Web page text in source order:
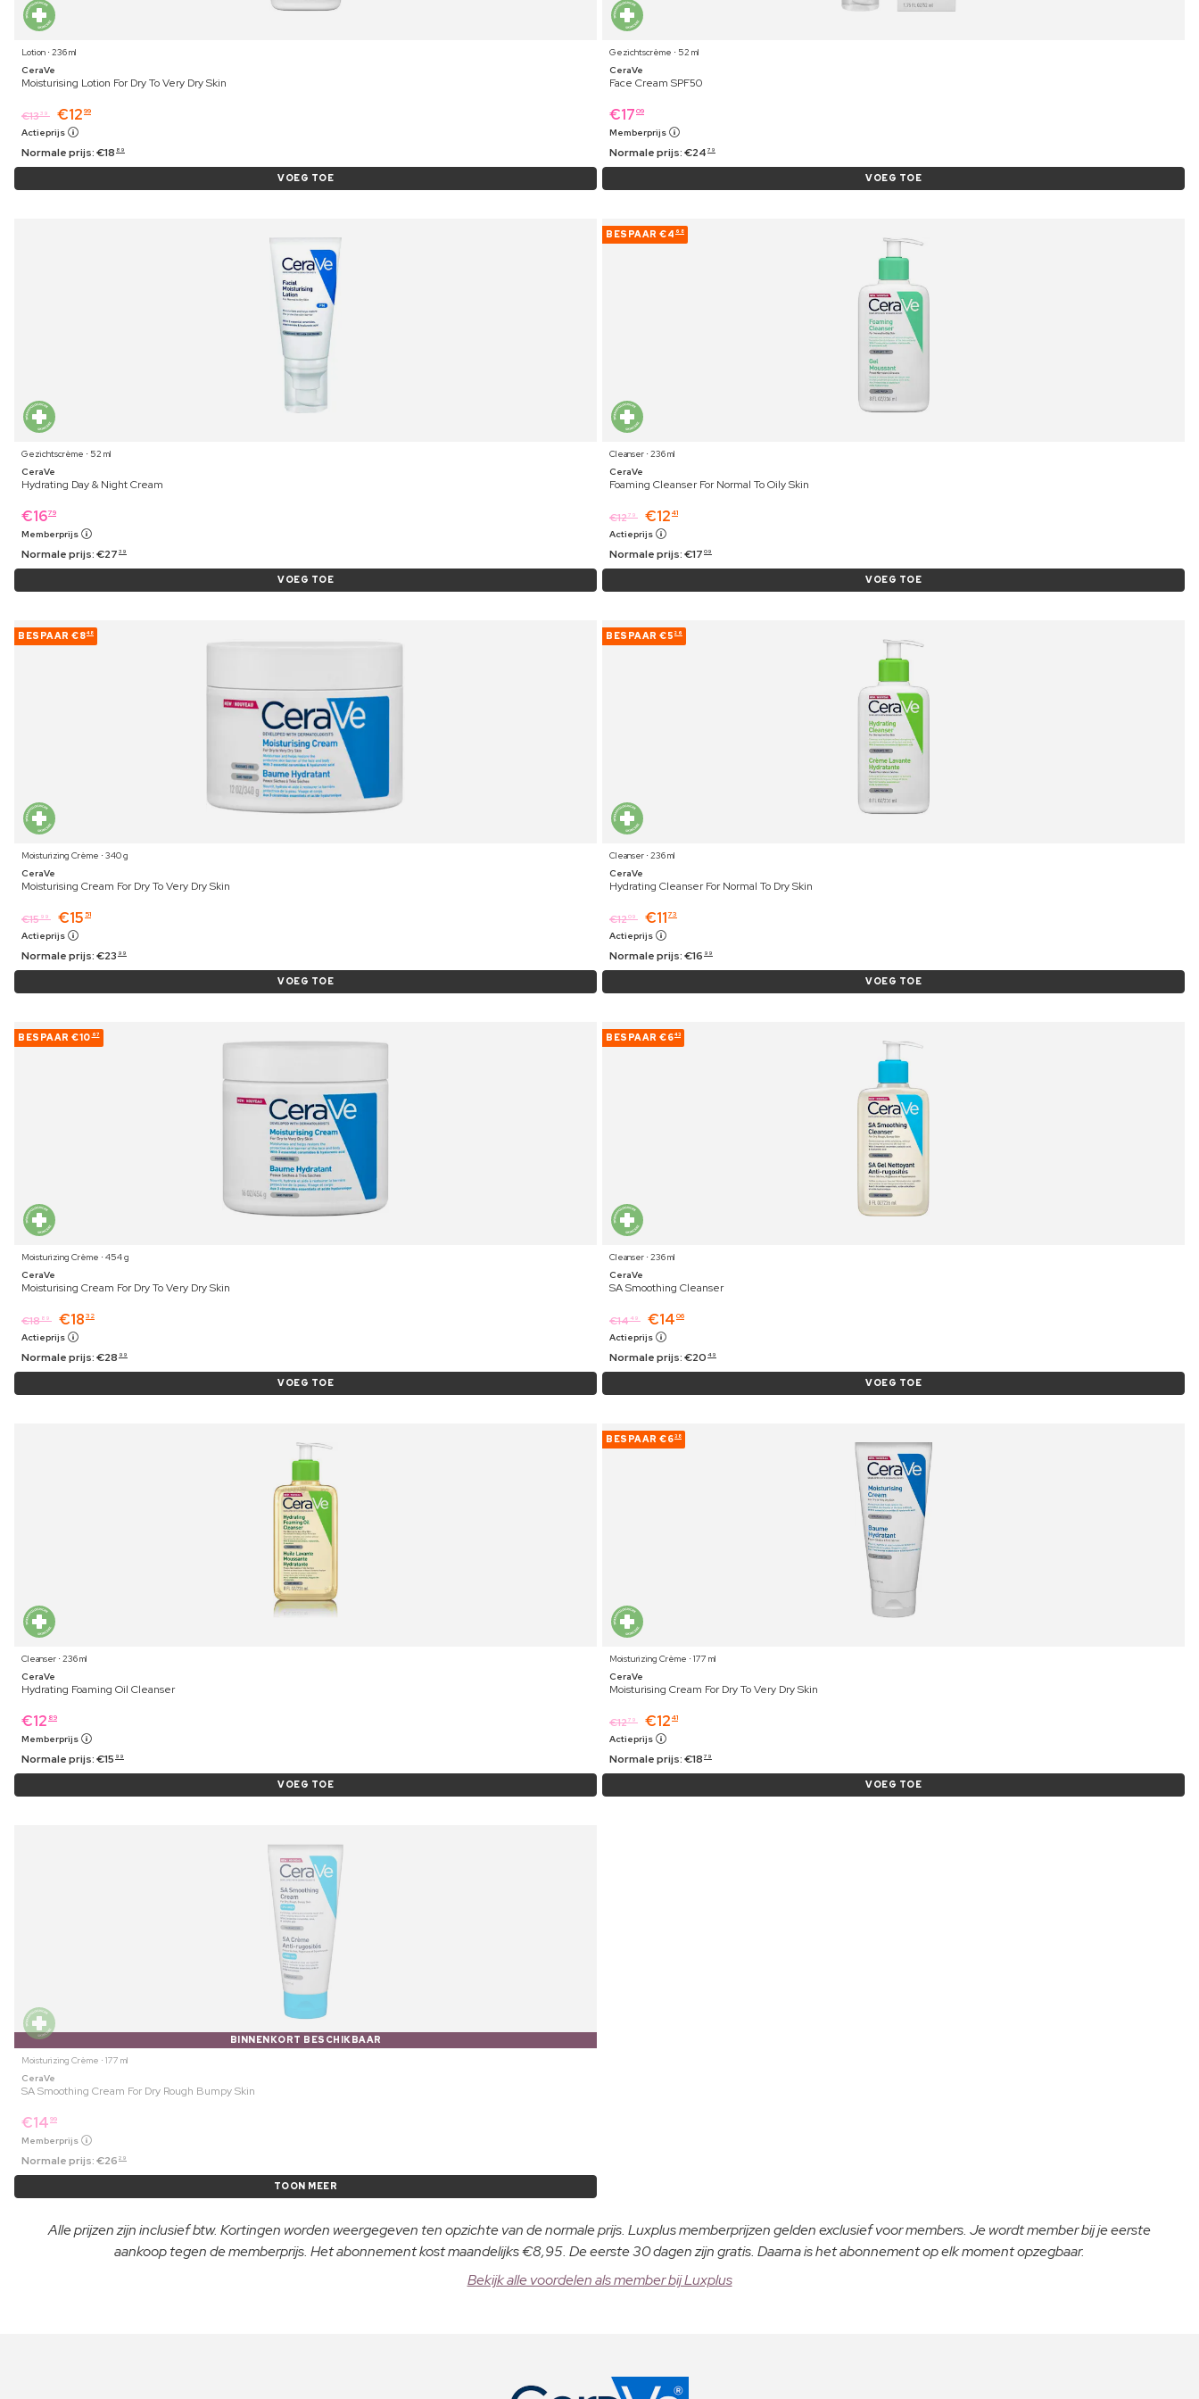
Lotion ⋅ 236 ml
CeraVe
Moisturising Lotion For Dry To Very Dry Skin
€1339 €12 99
Actieprijs
Normale prijs:€18 89
VOEG TOE
Gezichtscrème ⋅ 52 ml
CeraVe
Face Cream SPF50
€17 09
Memberprijs
Normale prijs:€24 79
VOEG TOE
Gezichtscrème ⋅ 52 ml
CeraVe
Hydrating Day & Night Cream
€1679
Memberprijs
Normale prijs:€27 39
VOEG TOE
BESPAAR €4 68
Cleanser ⋅ 236 ml
CeraVe
Foaming Cleanser For Normal To Oily Skin
€1279 €12 41
Actieprijs
Normale prijs:€17 09
VOEG TOE
BESPAAR €848
Moisturizing Crème ⋅ 340 g
CeraVe
Moisturising Cream For Dry To Very Dry Skin
€15 99 €15 51
Actieprijs
Normale prijs:€23 99
VOEG TOE
BESPAAR €5 26
Cleanser ⋅ 236 ml
CeraVe
Hydrating Cleanser For Normal To Dry Skin
€1209 €11 73
Actieprijs
Normale prijs:€16 99
VOEG TOE
BESPAAR €10 67
Moisturizing Crème ⋅ 454 g
CeraVe
Moisturising Cream For Dry To Very Dry Skin
€18 89 €18 32
Actieprijs
Normale prijs:€28 99
VOEG TOE
BESPAAR €643
Cleanser ⋅ 236 ml
CeraVe
SA Smoothing Cleanser
€14 49 €14 06
Actieprijs
Normale prijs:€20 49
VOEG TOE
Cleanser ⋅ 236 ml
CeraVe
Hydrating Foaming Oil Cleanser
€12 89
Memberprijs
Normale prijs:€15 99
VOEG TOE
BESPAAR €638
Moisturizing Crème ⋅ 177 ml
CeraVe
Moisturising Cream For Dry To Very Dry Skin
€1279 €12 41
Actieprijs
Normale prijs:€18 79
VOEG TOE
BINNENKORT BESCHIKBAAR
Moisturizing Crème ⋅ 177 ml
CeraVe
SA Smoothing Cream For Dry Rough Bumpy Skin
€14 99
Memberprijs
Normale prijs:€26 29
TOON MEER
Alle prijzen zijn inclusief btw. Kortingen worden weergegeven ten opzichte van de normale prijs. Luxplus memberprijzen gelden exclusief voor members. Je wordt member bij je eerste
aankoop tegen de memberprijs. Het abonnement kost maandelijks €8,95. De eerste 30 dagen zijn gratis. Daarna is het abonnement op elk moment opzegbaar.
Bekijk alle voordelen als member bij Luxplus